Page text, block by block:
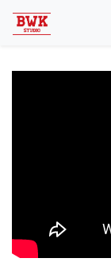
Eaubonne